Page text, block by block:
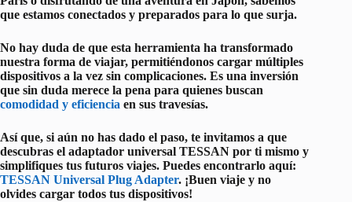
que estamos conectados y preparados para lo que surja.
No hay duda de que esta herramienta ha transformado
nuestra forma de viajar, permitiéndonos cargar múltiples
dispositivos a la vez sin complicaciones. Es una inversión
que sin duda merece la pena para quienes buscan
comodidad y eficiencia en sus travesías.
Así que, si aún no has dado el paso, te invitamos a que
descubras el adaptador universal TESSAN por ti mismo y
simplifiques tus futuros viajes. Puedes encontrarlo aquí:
TESSAN Universal Plug Adapter. ¡Buen viaje y no
olvides cargar todos tus dispositivos!